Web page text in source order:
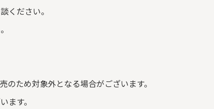
ください。
ため対象外となる場合がございます。
ます。